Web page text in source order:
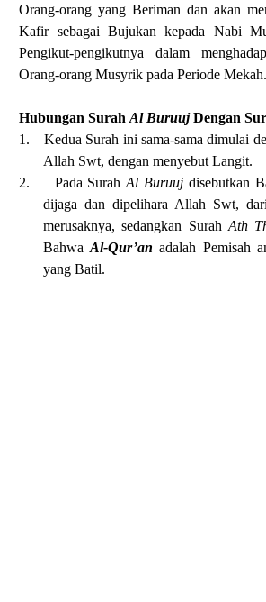
Orang-orang yang Beriman dan akan
Kafir sebagai Bujukan kepada Nabi
Pengikut-pengikutnya dalam
Orang-orang Musyrik pada Periode Mekah.
Hubungan SurahAl BuruujDengan
1.
Kedua Surah ini sama-sama dimulai
Allah Swt, dengan menyebut Langit.
2.
Pada SurahAl Buruuj disebutkan
dijaga dan dipelihara Allah Swt,
merusaknya, sedangkan Surah Ath
Bahwa Al-Qur’an adalah Pemisah
yang Batil.